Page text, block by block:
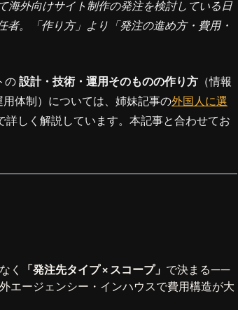
海外向けサイト制作の発注を検討している日
。「作り方」より「発注の進め方・費用・
の 設計・技術・運用そのものの作り方 （情報
体制）については、姉妹記事の外国人に選
詳しく解説しています。本記事と合わせてお
く 「発注先タイプ × スコープ」 で決まる——
エージェンシー・インハウスで費用構造が大